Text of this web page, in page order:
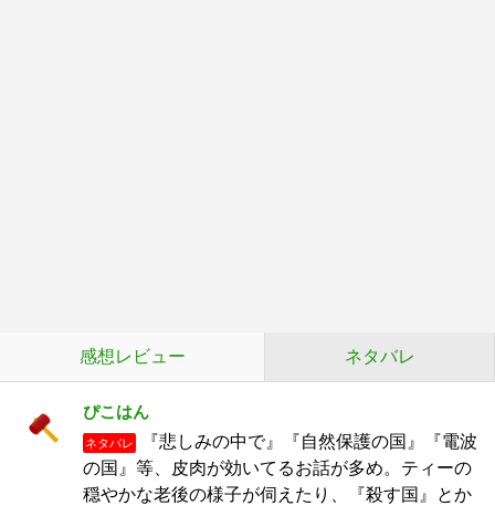
感想レビュー ネタバレ
ぴこはん
ネタバレ
『悲しみの中で』『自然保護の国』『電波
の国』等、皮肉が効いてるお話が多め。ティーの
穏やかな老後の様子が伺えたり、『殺す国』とか